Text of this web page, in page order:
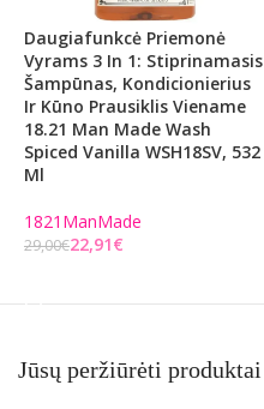
Daugiafunkcė Priemonė
Vyrams 3 In 1: Stiprinamasis
Šampūnas, Kondicionierius
Ir Kūno Prausiklis Viename
18.21 Man Made Wash
Spiced Vanilla WSH18SV, 532
Ml
1821ManMade
29,00€22,91€
Jūsų peržiūrėti produktai